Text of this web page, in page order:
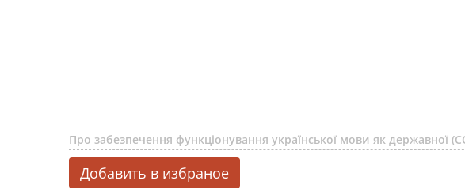
Про забезпечення функціонування української мови як державної
Добавить в избраное